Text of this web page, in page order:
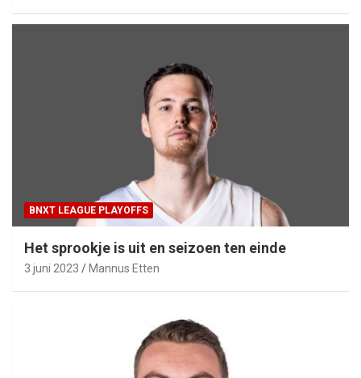
BNXT LEAGUE PLAYOFFS
Het sprookje is uit en seizoen ten einde
3 juni 2023 Mannus Etten